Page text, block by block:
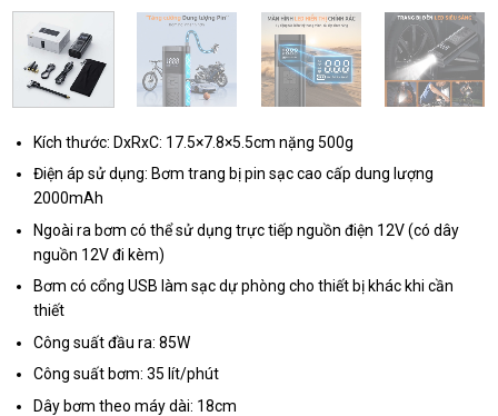
Kích thước: DxRxC: 17.5×7.8×5.5cm nặng 500g
Điện áp sử dụng: Bơm trang bị pin sạc cao cấp dung lượng
2000mAh
Ngoài ra bơm có thể sử dụng trực tiếp nguồn điện 12V (có dây
nguồn 12V đi kèm)
Bơm có cổng USB làm sạc dự phòng cho thiết bị khác khi cần
thiết
Công suất đầu ra: 85W
Công suất bơm: 35 lít/phút
Dây bơm theo máy dài: 18cm